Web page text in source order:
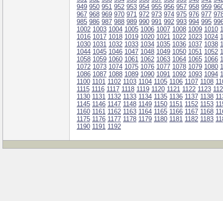
949 950 951 952 953 954 955 956 957 958 959
967 968 969 970 971 972 973 974 975 976 977
985 986 987 988 989 990 991 992 993 994 995
1002 1003 1004 1005 1006 1007 1008 1009 1010
1016 1017 1018 1019 1020 1021 1022 1023 1024
1030 1031 1032 1033 1034 1035 1036 1037 1038
1044 1045 1046 1047 1048 1049 1050 1051 1052
1058 1059 1060 1061 1062 1063 1064 1065 1066
1072 1073 1074 1075 1076 1077 1078 1079 1080
1086 1087 1088 1089 1090 1091 1092 1093 1094
1100 1101 1102 1103 1104 1105 1106 1107 1108
1115 1116 1117 1118 1119 1120 1121 1122 1123
1130 1131 1132 1133 1134 1135 1136 1137 1138
1145 1146 1147 1148 1149 1150 1151 1152 1153
1160 1161 1162 1163 1164 1165 1166 1167 1168
1175 1176 1177 1178 1179 1180 1181 1182 1183
1190 1191 1192